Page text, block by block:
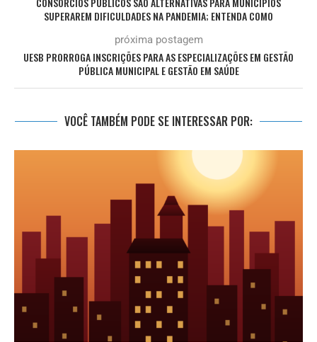
SUPERAREM DIFICULDADES NA PANDEMIA; ENTENDA COMO
próxima postagem
UESB PRORROGA INSCRIÇÕES PARA AS ESPECIALIZAÇÕES EM GESTÃO
PÚBLICA MUNICIPAL E GESTÃO EM SAÚDE
VOCÊ TAMBÉM PODE SE INTERESSAR POR: